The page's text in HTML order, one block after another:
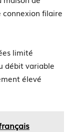
connexion filaire
limité
débit variable
élevé